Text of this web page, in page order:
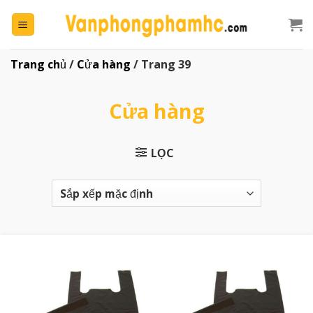
đến
dung
Trang chủ / Cửa hàng / Trang 39
Cửa hàng
LỌC